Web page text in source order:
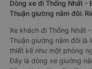
Dòng xe đi Thống Nhất -
Thuận giường nằm đôi:
Xe khách đi Thống Nhất
Thuận giường nằm đôi là
thiết kế như một phòng
Đây là dòng xe giường